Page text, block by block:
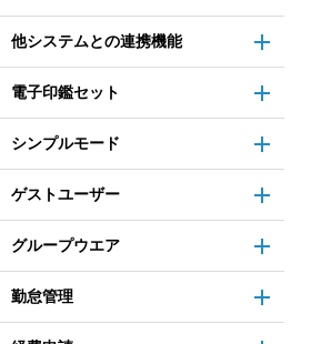
他システムとの連携機能
電子印鑑セット
シンプルモード
ゲストユーザー
グループウエア
勤怠管理